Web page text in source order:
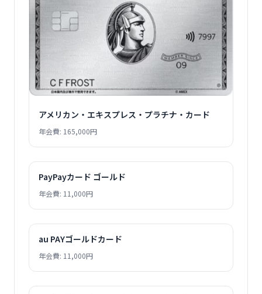
アメリカン・エキスプレス・プラチナ・カード
年会費: 165,000円
PayPayカード ゴールド
年会費: 11,000円
au PAYゴールドカード
年会費: 11,000円